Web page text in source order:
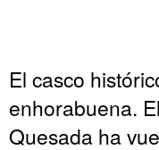
El casco
enhorabuena.
Quesada ha